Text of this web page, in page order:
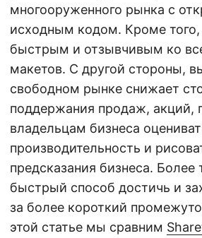
многооруженного рынка с
исходным кодом. Кроме
быстрым и отзывчивым ко
макетов. С другой стороны,
свободном рынке снижает
поддержания продаж, акций,
владельцам бизнеса
производительность и
предсказания бизнеса. Более
быстрый способ достичь и
за более короткий
этой статье мы сравним